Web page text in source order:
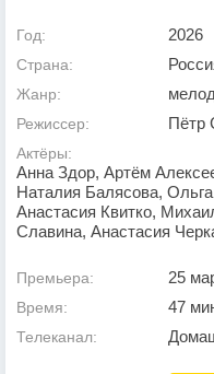
Год: 2026
Страна:
Жанр:
Режиссер: Пётр
Актёры:
Анна Здор, Артём
Наталия Балясова,
Анастасия Квитко,
Славина, Анастасия
Премьера: 25
Время: 47
Телеканал: